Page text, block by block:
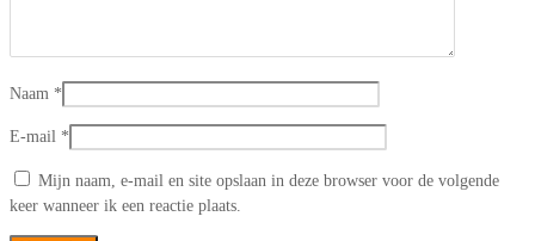
Naam *
E-mail *
Mijn naam, e-mail en site opslaan in deze browser voor de volgende
keer wanneer ik een reactie plaats.